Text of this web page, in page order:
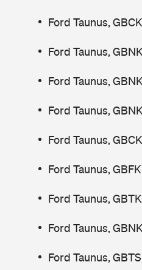
Ford Taunus,
Ford Taunus,
Ford Taunus,
Ford Taunus,
Ford Taunus,
Ford Taunus,
Ford Taunus,
Ford Taunus,
Ford Taunus,